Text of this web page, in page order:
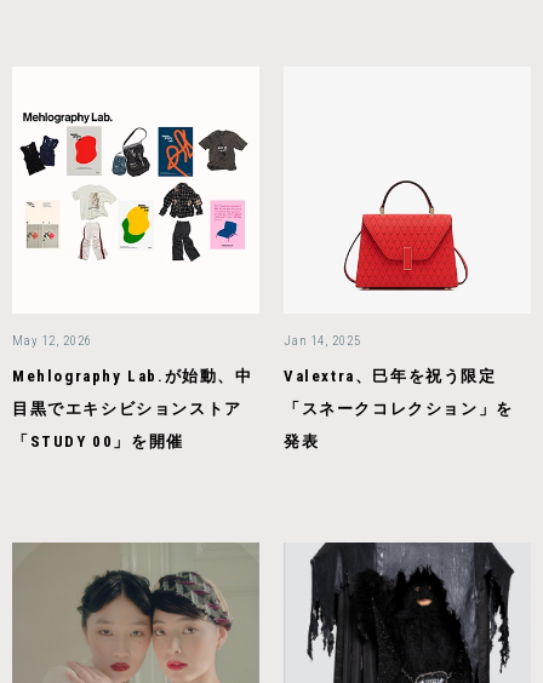
May 12, 2026
Mehlography Lab.が始動、中
目黒でエキシビションストア
「STUDY 00」を開催
Jan 14, 2025
Valextra、巳年を祝う限定
「スネークコレクション」を
発表